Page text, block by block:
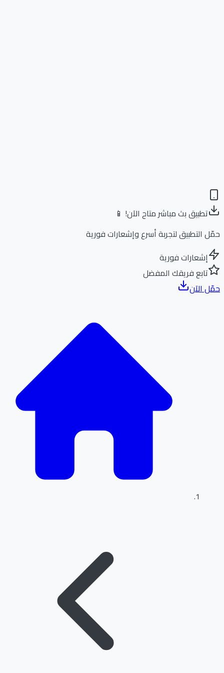
تطبيق بث مباشر متاح الآن! 📱
التطبيق لتجربة أسرع وإشعارات فورية
إشعارات فورية
تابع فريقك المفضل
الآن